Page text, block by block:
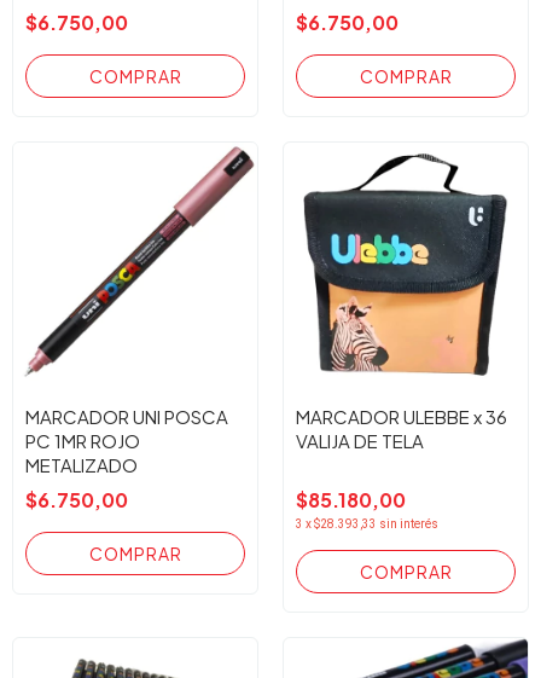
$6.750,00 $6.750,00
MARCADOR UNI POSCA
PC 1MR ROJO
METALIZADO
$6.750,00
MARCADOR ULEBBE x 36
VALIJA DE TELA
$85.180,00
3 x$28.393,33 sin interés